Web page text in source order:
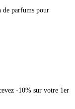
de parfums pour
-10% sur votre 1er